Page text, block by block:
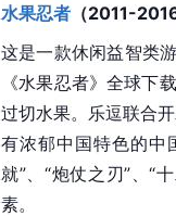
水果忍者 （2011-
这是一款休闲益智类
《水果忍者》全球下
过切水果。乐逗联合
有浓郁中国特色的中
就”、“炮仗之刃”、“
素。